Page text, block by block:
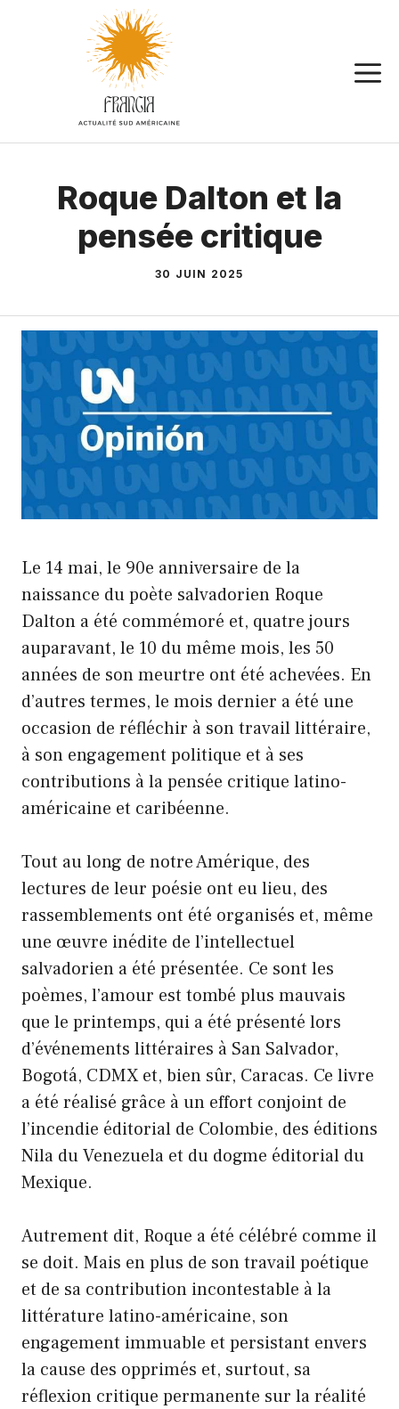
Roque Dalton et la
pensée critique
30 JUIN 2025
Le 14 mai, le 90e anniversaire de la
naissance du poète salvadorien Roque
Dalton a été commémoré et, quatre jours
auparavant, le 10 du même mois, les 50
années de son meurtre ont été achevées. En
d’autres termes, le mois dernier a été une
occasion de réfléchir à son travail littéraire,
à son engagement politique et à ses
contributions à la pensée critique latino-
américaine et caribéenne.
Tout au long de notre Amérique, des
lectures de leur poésie ont eu lieu, des
rassemblements ont été organisés et, même
une œuvre inédite de l’intellectuel
salvadorien a été présentée. Ce sont les
poèmes, l’amour est tombé plus mauvais
que le printemps, qui a été présenté lors
d’événements littéraires à San Salvador,
Bogotá, CDMX et, bien sûr, Caracas. Ce livre
a été réalisé grâce à un effort conjoint de
l’incendie éditorial de Colombie, des éditions
Nila du Venezuela et du dogme éditorial du
Mexique.
Autrement dit, Roque a été célébré comme il
se doit. Mais en plus de son travail poétique
et de sa contribution incontestable à la
littérature latino-américaine, son
engagement immuable et persistant envers
la cause des opprimés et, surtout, sa
réflexion critique permanente sur la réalité